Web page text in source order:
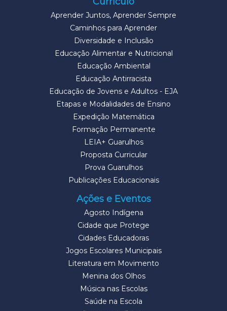
Aprender Juntos, Aprender Sempre
Caminhos para Aprender
Diversidade e Inclusão
Educação Alimentar e Nutricional
Educação Ambiental
Educação Antirracista
Educação de Jovens e Adultos - EJA
Etapas e Modalidades de Ensino
Expedição Matemática
Formação Permanente
LEIA+ Guarulhos
Proposta Curricular
Prova Guarulhos
Publicações Educacionais
Ações e Eventos
Agosto Indígena
Cidade que Protege
Cidades Educadoras
Jogos Escolares Municipais
Literatura em Movimento
Menina dos Olhos
Música nas Escolas
Saúde na Escola